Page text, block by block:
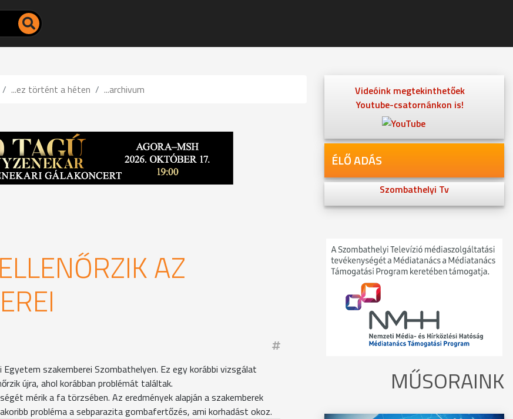
...ez történt a héten ...archivum
AZ
szakemberei Szombathelyen. Ez egy korábbi vizsgálat
újra, ahol korábban problémát találtak.
mérik a fa törzsében. Az eredmények alapján a szakemberek
probléma a sebparazita gombafertőzés, ami korhadást okoz.
Videóink megtekinthetőek
Youtube-csatornánkon is!
ÉLŐ ADÁS
Szombathelyi Tv
MŰSORAINK